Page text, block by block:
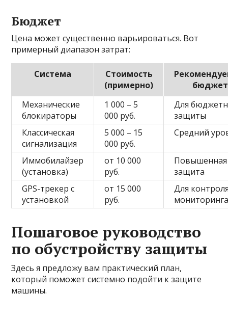
Бюджет
Цена может существенно варьироваться. Вот
примерный диапазон затрат:
Система
Стоимость
(примерно)
бюджет
Механические
блокираторы
1 000 – 5
000 руб.
Для
защиты
Классическая
сигнализация
5 000 – 15
000 руб.
Средний
Иммобилайзер
(установка)
от 10 000
руб.
Повышенная
защита
GPS-трекер с
установкой
от 15 000
руб.
Для
Пошаговое руководство
по обустройству защиты
Здесь я предложу вам практический план,
который поможет системно подойти к защите
машины.